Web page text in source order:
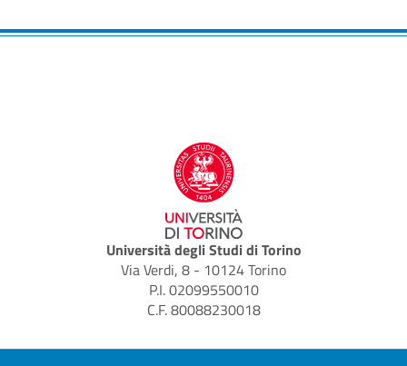
Università degli Studi di Torino
Via Verdi, 8 - 10124 Torino
P.I. 02099550010
C.F. 80088230018